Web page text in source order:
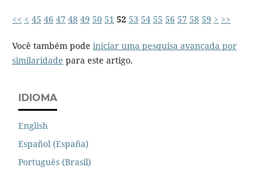
<< < 45 46 47 48 49 50 51 52 53 54 55 56 57 58 59 > >>
Você também pode iniciar uma pesquisa avançada por
similaridade para este artigo.
IDIOMA
English
Español (España)
Português (Brasil)